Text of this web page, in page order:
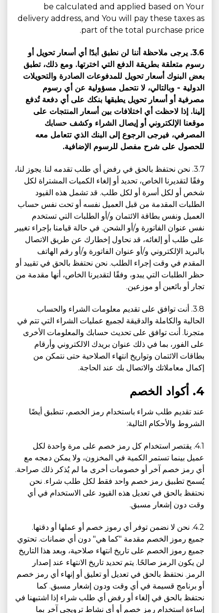
be calculated and applied based on Your
delivery address, and You will pay these taxes as
part of the total purchase price.
3.6. يرجى ملاحظة أننا لن نطبق أبدًا أي أسعار تحويل أو
رسوم متعلقة بطريقة الدفع التي اخترتها. ومع ذلك، تطبق
بعض البنوك أسعار تحويل للمدفوعات الصادرة والتحويلات
الدولية - وبالتالي، لا نتحمل مسؤولية عن أي رسوم
مصرفية أو أسعار تحويل يطبقها بنكك على أي دفعة تُدفع
إلينا. إذا لاحظت أي اختلافات بين أسعار المنتجات على
موقعنا الإلكتروني أو إيصال الشراء وكشف حسابك
المصرفي، فيرجى الرجوع إلى البنك الذي تتعامل معه
للحصول على شرح مفصل للرسوم الإضافية.
3.7. نحن نحتفظ بالحق في رفض أي طلب تقدمه لنا. يجوز لنا،
وفقًا لتقديرنا الخاص، تحديد أو إلغاء الكميات المشتراة لكل
شخص أو لكل أسرة أو لكل طلب. قد تشمل هذه القيود
الطلبات المقدمة من قبل العميل نفسه أو تحت نفس حساب
العميل ونفس بطاقة الائتمان و/أو الطلبات التي تستخدم
نفس عنوان الفاتورة و/أو الشحن. في حالة قيامنا بإجراء تغيير
على طلب أو إلغائه، قد نحاول إخطارك عن طريق الاتصال
بالبريد الإلكتروني و/أو عنوان الفاتورة و/أو رقم الهاتف
المقدم في وقت إجراء الطلب. نحن نحتفظ بالحق في تقييد أو
حظر الطلبات التي يبدو، وفقًا لتقديرنا الخاص، أنها مقدمة من
تجار أو بائعين أو موزعين.
3.8. أنت توافق على تقديم معلومات الشراء والحساب
الحالية والكاملة والدقيقة لجميع عمليات الشراء التي تتم في
متجرنا. أنت توافق على تحديث حسابك والمعلومات الأخرى
على الفور، بما في ذلك عنوان بريدك الالكتروني وأرقام
بطاقات الائتمان وتواريخ انتهاء الصلاحية حتى نتمكن من
إكمال معاملاتك والاتصال بك عند الحاجة.
4. أكواد الخصم
عند تقديم طلب شراء باستخدام رمز الخصم، تنطبق أيضًا
الشروط والأحكام التالية:
4.1. يقتصر استخدام كل رمز خصم على مرة واحدة لكل
عميل بينما تستمر الكمية في المخزون، ولا يمكن دمجه مع
أي رمز خصم آخر أو خصومات أخرى ما لم يُذكر ذلك صراحة.
يُسمح تطبيق رمز خصم واحد فقط لكل طلب شراء. نحن
نحتفظ بالحق في تعديل هذه القيود على الاستخدام في أي
وقت دون إشعار مسبق.
4.2. نحن لا نضمن توفر أي رموز خصم أو عملها أو دقتها.
جميع رموز الخصم مقدمة "كما هي" دون أي ضمانات. تحتوي
جميع رموز الخصم على تاريخ انتهاء صلاحية، وبعد هذا التاريخ
لن يكون الرمز صالحًا. يتم تحديد تاريخ الانتهاء عند إصدار
الرمز. نحتفظ بالحق في تعديل أو تعليق أو إنهاء أي رمز خصم
أو برنامج قسيمة في أي وقت ودون إشعار مسبق. كما
نحتفظ بالحق في إلغاء أو رفض أي طلب شراء إذا اشتبهنا في
إساءة استخدام رمز خصم أو أي نشاط ترويجي آخر بما